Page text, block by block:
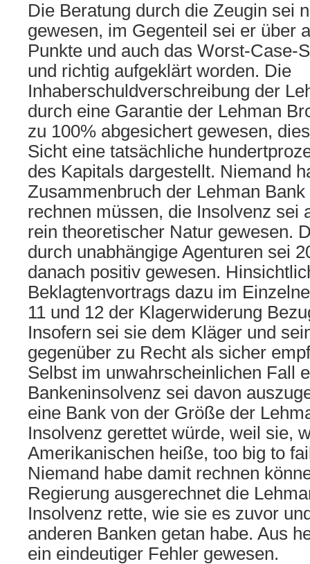
Die Beratung durch die Zeugin sei
gewesen, im Gegenteil sei er über
Punkte und auch das Worst-Case-
und richtig aufgeklärt worden. Die
Inhaberschuldverschreibung der
durch eine Garantie der Lehman
zu 100% abgesichert gewesen,
Sicht eine tatsächliche
des Kapitals dargestellt. Niemand
Zusammenbruch der Lehman
rechnen müssen, die Insolvenz sei
rein theoretischer Natur gewesen.
durch unabhängige Agenturen sei
danach positiv gewesen.
Beklagtenvortrags dazu im
11 und 12 der Klagerwiderung
Insofern sei sie dem Kläger und
gegenüber zu Recht als sicher
Selbst im unwahrscheinlichen Fall
Bankeninsolvenz sei davon
eine Bank von der Größe der
Insolvenz gerettet würde, weil sie,
Amerikanischen heiße, too big to
Niemand habe damit rechnen
Regierung ausgerechnet die
Insolvenz rette, wie sie es zuvor
anderen Banken getan habe. Aus
ein eindeutiger Fehler gewesen.